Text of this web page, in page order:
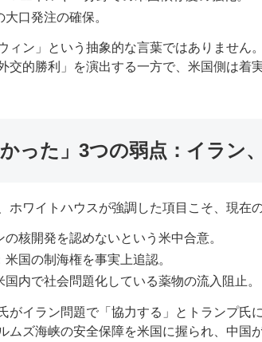
口発注の確保。
ィン」という抽象的な言葉ではありません
交的勝利」を演出する一方で、米国側は着
った」3つの弱点：イラン
ホワイトハウスが強調した項目こそ、現在
の核開発を認めないという米中合意。
米国の制海権を事実上追認。
国内で社会問題化している薬物の流入阻止。
がイラン問題で「協力する」とトランプ氏
ムズ海峡の安全保障を米国に握られ、中国